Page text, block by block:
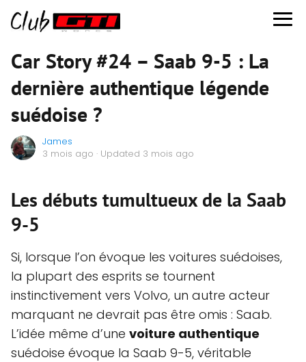
Car Story #24 – Saab 9-5 : La
dernière authentique légende
suédoise ?
James
3 mois ago · Updated 3 mois ago
Les débuts tumultueux de la Saab
9-5
Si, lorsque l’on évoque les voitures suédoises,
la plupart des esprits se tournent
instinctivement vers Volvo, un autre acteur
marquant ne devrait pas être omis : Saab.
L’idée même d’une voiture authentique
suédoise évoque la Saab 9-5, véritable